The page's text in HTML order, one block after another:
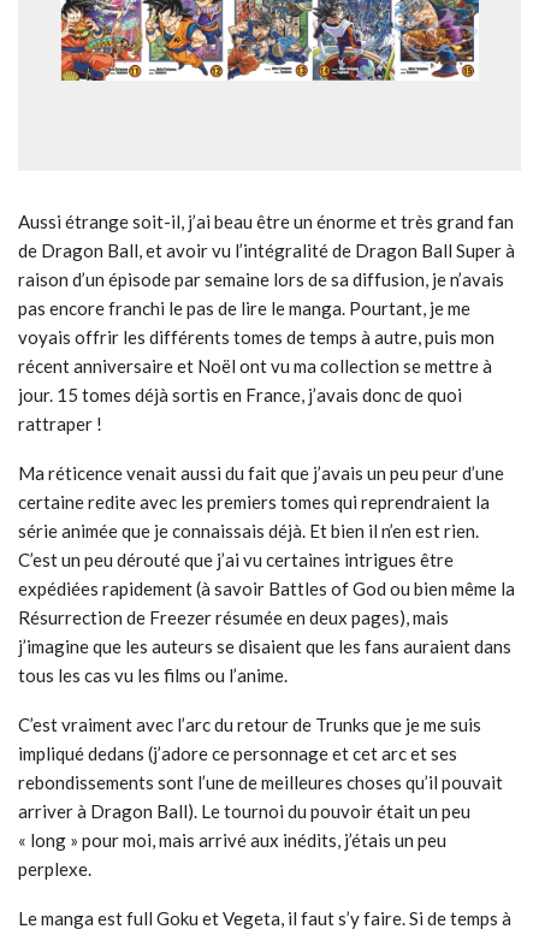
Aussi étrange soit-il, j’ai beau être un énorme et très grand fan
de Dragon Ball, et avoir vu l’intégralité de Dragon Ball Super à
raison d’un épisode par semaine lors de sa diffusion, je n’avais
pas encore franchi le pas de lire le manga. Pourtant, je me
voyais offrir les différents tomes de temps à autre, puis mon
récent anniversaire et Noël ont vu ma collection se mettre à
jour. 15 tomes déjà sortis en France, j’avais donc de quoi
rattraper !
Ma réticence venait aussi du fait que j’avais un peu peur d’une
certaine redite avec les premiers tomes qui reprendraient la
série animée que je connaissais déjà. Et bien il n’en est rien.
C’est un peu dérouté que j’ai vu certaines intrigues être
expédiées rapidement (à savoir Battles of God ou bien même la
Résurrection de Freezer résumée en deux pages), mais
j’imagine que les auteurs se disaient que les fans auraient dans
tous les cas vu les films ou l’anime.
C’est vraiment avec l’arc du retour de Trunks que je me suis
impliqué dedans (j’adore ce personnage et cet arc et ses
rebondissements sont l’une de meilleures choses qu’il pouvait
arriver à Dragon Ball). Le tournoi du pouvoir était un peu
« long » pour moi, mais arrivé aux inédits, j’étais un peu
perplexe.
Le manga est full Goku et Vegeta, il faut s’y faire. Si de temps à